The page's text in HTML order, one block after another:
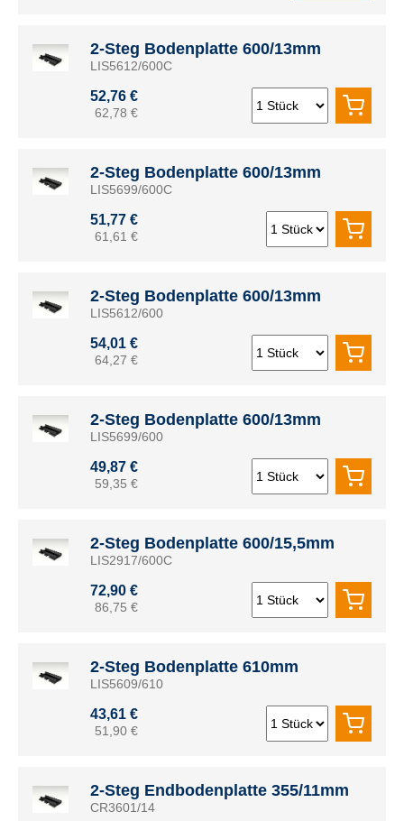
2-Steg Bodenplatte 600/13mm
LIS5612/600C
52,76 €
62,78 €
2-Steg Bodenplatte 600/13mm
LIS5699/600C
51,77 €
61,61 €
2-Steg Bodenplatte 600/13mm
LIS5612/600
54,01 €
64,27 €
2-Steg Bodenplatte 600/13mm
LIS5699/600
49,87 €
59,35 €
2-Steg Bodenplatte 600/15,5mm
LIS2917/600C
72,90 €
86,75 €
2-Steg Bodenplatte 610mm
LIS5609/610
43,61 €
51,90 €
2-Steg Endbodenplatte 355/11mm
CR3601/14